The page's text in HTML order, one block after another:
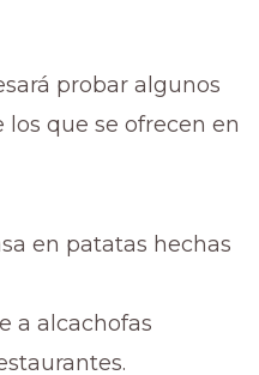
probar algunos
que se ofrecen en
en patatas hechas
a alcachofas